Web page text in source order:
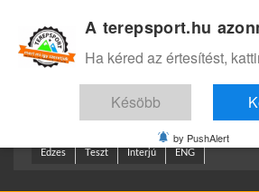
Edzes Teszt Interjú ENG
A terepsport.hu
Ha kéred az értesítést,
Késöbb
by PushAlert